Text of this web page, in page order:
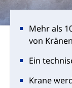
Mehr als
von Kränen
Ein
Krane